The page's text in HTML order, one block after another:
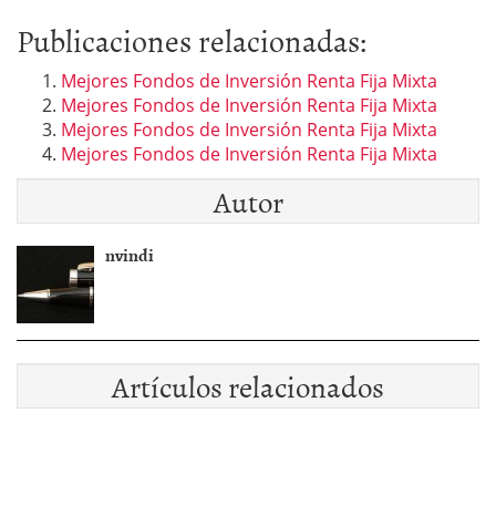
Publicaciones relacionadas:
Mejores Fondos de Inversión Renta Fija Mixta
Mejores Fondos de Inversión Renta Fija Mixta
Mejores Fondos de Inversión Renta Fija Mixta
Mejores Fondos de Inversión Renta Fija Mixta
Autor
nvindi
Artículos relacionados